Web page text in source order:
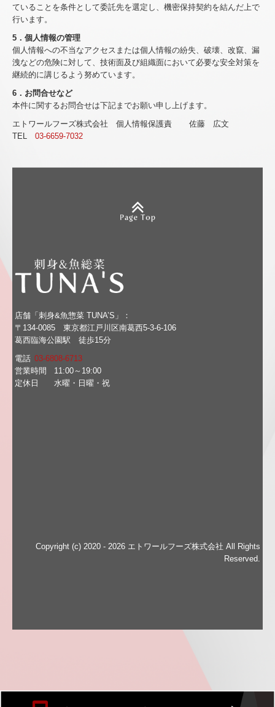
ていることを条件として委託先を選定し、機密保持契約を結んだ上で
行います。
5．個人情報の管理
個人情報への不当なアクセスまたは個人情報の紛失、破壊、改竄、漏
洩などの危険に対して、技術面及び組織面において必要な安全対策を
継続的に講じるよう努めています。
6．お問合せなど
本件に関するお問合せは下記までお願い申し上げます。
エトワールフーズ株式会社 個人情報保護責
佐藤 広文
TEL 03-6659-7032
店舗「刺身&魚惣菜 TUNA’S」：
〒134-0085東京都江戸川区南葛西5-3-6-106
葛西臨海公園駅 徒歩15分
電話 03-6808-6713
営業時間
11:00～19:00
定休日
水曜・日曜・祝
Copyright (c) 2020 - 2026 エトワールフーズ株式会社 All Rights
Reserved.